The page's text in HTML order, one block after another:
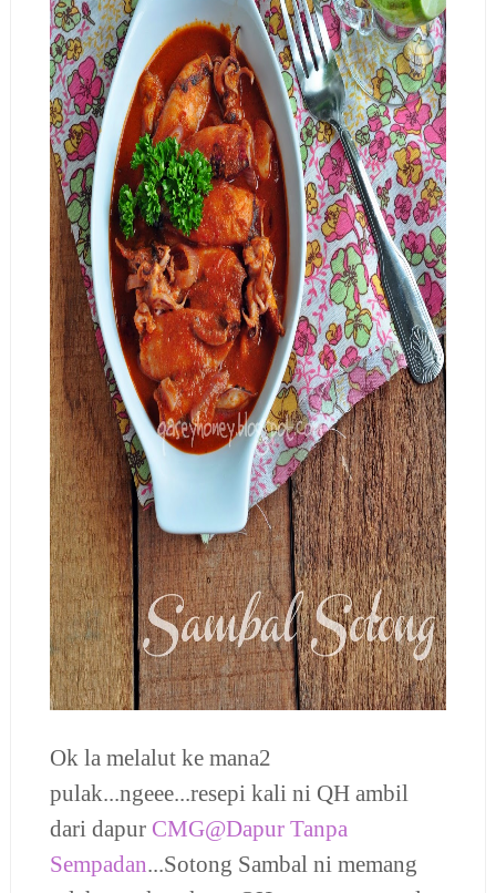
Ok la melalut ke mana2
pulak...ngeee...resepi kali ni QH ambil
dari dapur CMG@Dapur Tanpa
Sempadan...Sotong Sambal ni memang